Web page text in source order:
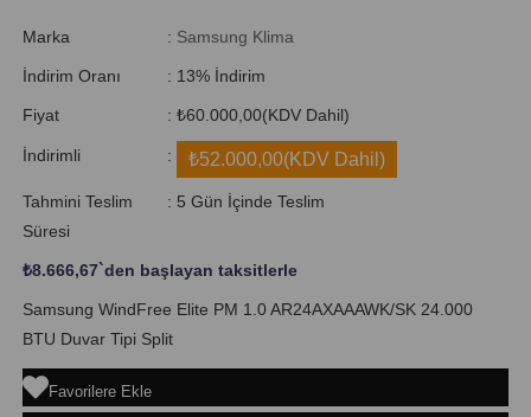
Marka : Samsung Klima
İndirim Oranı : %
13 İndirim
Fiyat : ₺60.000,00(KDV Dahil)
İndirimli : ₺52.000,00(KDV Dahil)
Tahmini Teslim
Süresi
: 5 Gün İçinde Teslim
₺8.666,67`den başlayan taksitlerle
Samsung WindFree Elite PM 1.0 AR24AXAAAWK/SK 24.000
BTU Duvar Tipi Split
Favorilere Ekle